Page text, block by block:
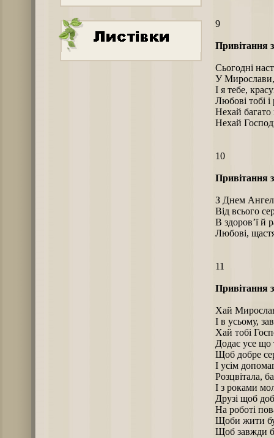
9
Привітання
Сьогодні
У Мирослави,
І я тебе,
Любові тобі
Нехай багато
Нехай
10
Привітання
З Днем
Від всього
В здоров’ї й
Любові,
11
Привітання
Хай
І в усьому,
Хай тобі
Додає усе що
Щоб добре
І усім
Розцвітала,
І з роками
Друзі щоб
На роботі
Щоби жити
Щоб завжди